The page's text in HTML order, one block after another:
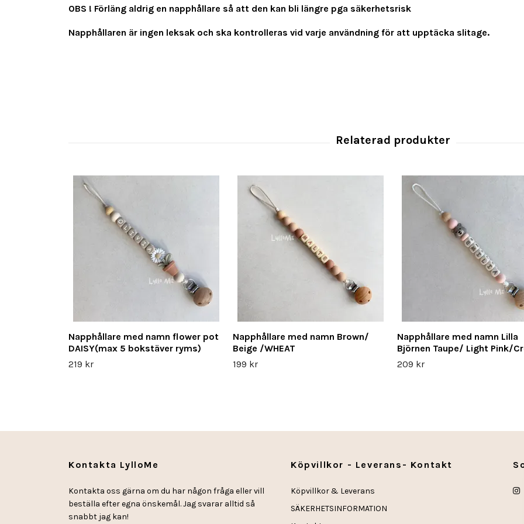
OBS ! Förläng aldrig en napphållare så att den kan bli längre pga säkerhetsrisk
Napphållaren är ingen leksak och ska kontrolleras vid varje användning för att upptäcka slitage.
Napphållare med namn flower pot
DAISY(max 5 bokstäver ryms)
219 kr
Napphållare med namn Brown/
Beige /WHEAT
199 kr
Napphållare med namn Lilla
Björnen Taupe/ Light Pink/
209 kr
Kontakta LylloMe
Kontakta oss gärna om du har någon fråga eller vill
beställa efter egna önskemål. Jag svarar alltid så
snabbt jag kan!
Köpvillkor - Leverans- Kontakt
Köpvillkor & Leverans
SÄKERHETSINFORMATION